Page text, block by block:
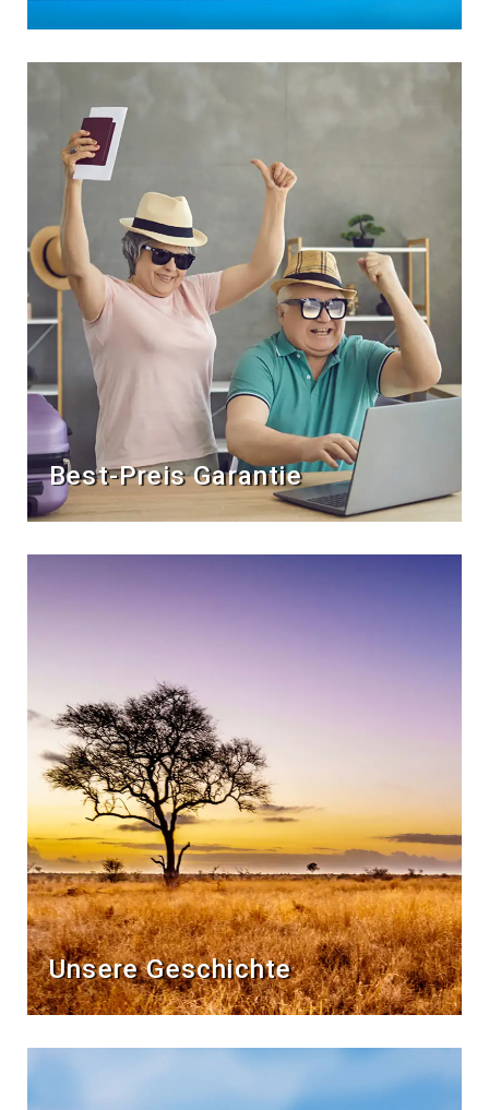
Best-Preis Garantie
Unsere Geschichte